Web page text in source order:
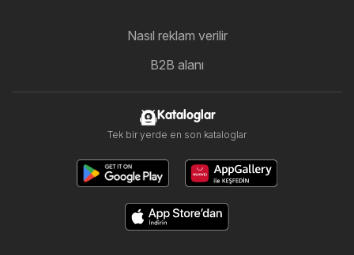
Nasıl reklam verilir
B2B alanı
Kataloglar
Tek bir yerde en son kataloglar